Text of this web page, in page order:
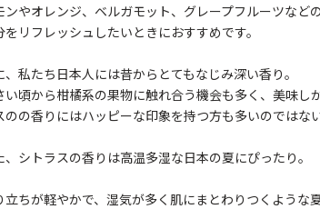
ンやオレンジ、ベルガモット、グレープフルーツなど
をリフレッシュしたいときにおすすめです。
、私たち日本人には昔からとてもなじみ深い香り。
い頃から柑橘系の果物に触れ合う機会も多く、美味
のの香りにはハッピーな印象を持つ方も多いのではな
、シトラスの香りは高温多湿な日本の夏にぴったり。
立ちが軽やかで、湿気が多く肌にまとわりつくよう